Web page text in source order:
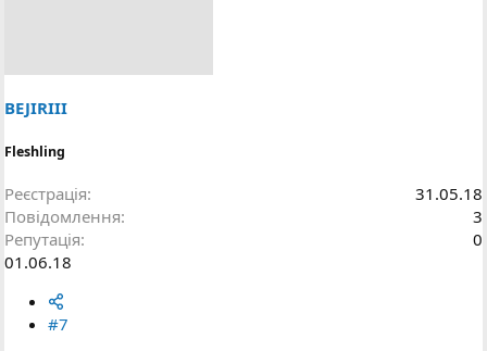
BEJIRIII
Fleshling
Реєстрація
31.05.18
Повідомлення
3
Репутація
0
01.06.18
#7